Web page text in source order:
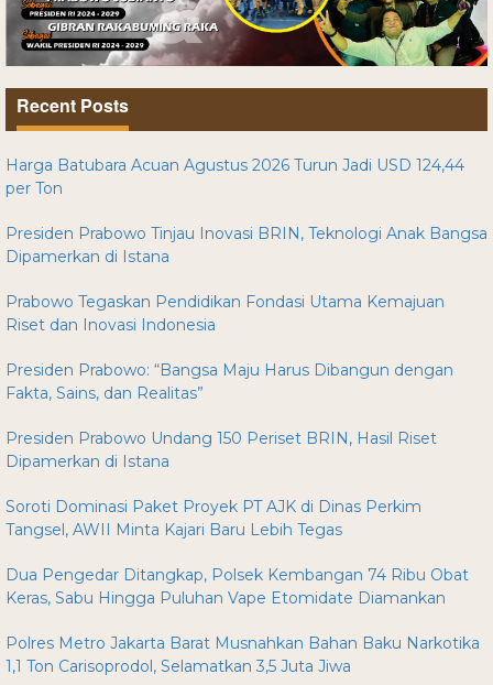
Recent Posts
Harga Batubara Acuan Agustus 2026 Turun Jadi USD 124,44
per Ton
Presiden Prabowo Tinjau Inovasi BRIN, Teknologi Anak Bangsa
Dipamerkan di Istana
Prabowo Tegaskan Pendidikan Fondasi Utama Kemajuan
Riset dan Inovasi Indonesia
Presiden Prabowo: “Bangsa Maju Harus Dibangun dengan
Fakta, Sains, dan Realitas”
Presiden Prabowo Undang 150 Periset BRIN, Hasil Riset
Dipamerkan di Istana
Soroti Dominasi Paket Proyek PT AJK di Dinas Perkim
Tangsel, AWII Minta Kajari Baru Lebih Tegas
Dua Pengedar Ditangkap, Polsek Kembangan 74 Ribu Obat
Keras, Sabu Hingga Puluhan Vape Etomidate Diamankan
Polres Metro Jakarta Barat Musnahkan Bahan Baku Narkotika
1,1 Ton Carisoprodol, Selamatkan 3,5 Juta Jiwa